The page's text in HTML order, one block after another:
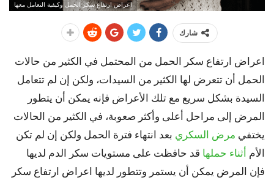
اعراض ارتفاع سكر الحمل وكيفية التعامل معها
شارك
اعراض ارتفاع سكر الحمل من المحتمل في الكثير من حالات
الحمل أن تتعرض لها الكثير من السيدات، ولكن إن لم تتعامل
السيدة بشكل سريع مع تلك الأعراض فإنه يمكن أن يتطور
المرض إلى مراحل أعلى وأكثر صعوبة، في الكثير من الحالات
يختفي مرض السكري بعد انتهاء فترة الحمل ولكن إن لم تكن
الأم أثناء حملها قد حافظت على مستويات سكر الدم لديها
فإن المرض يمكن أن يستمر وتتطور لديها اعراض ارتفاع سكر